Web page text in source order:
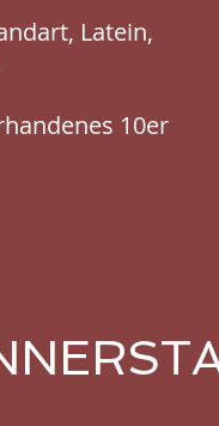
Latein,
10er